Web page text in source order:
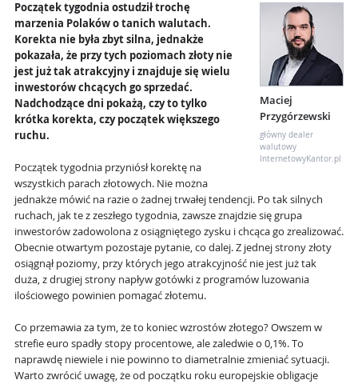
Maciej
Przygórzewski
główny dealer
walutowy
InternetowyKantor.pl
Początek tygodnia ostudził trochę
marzenia Polaków o tanich walutach.
Korekta nie była zbyt silna, jednakże
pokazała, że przy tych poziomach złoty nie
jest już tak atrakcyjny i znajduje się wielu
inwestorów chcących go sprzedać.
Nadchodzące dni pokażą, czy to tylko
krótka korekta, czy początek większego
ruchu.
Początek tygodnia przyniósł korektę na
wszystkich parach złotowych. Nie można
jednakże mówić na razie o żadnej trwałej tendencji. Po tak silnych
ruchach, jak te z zeszłego tygodnia, zawsze znajdzie się grupa
inwestorów zadowolona z osiągniętego zysku i chcąca go zrealizować.
Obecnie otwartym pozostaje pytanie, co dalej. Z jednej strony złoty
osiągnął poziomy, przy których jego atrakcyjność nie jest już tak
duża, z drugiej strony napływ gotówki z programów luzowania
ilościowego powinien pomagać złotemu.
Co przemawia za tym, że to koniec wzrostów złotego? Owszem w
strefie euro spadły stopy procentowe, ale zaledwie o 0,1%. To
naprawdę niewiele i nie powinno to diametralnie zmieniać sytuacji.
Warto zwrócić uwagę, że od początku roku europejskie obligacje